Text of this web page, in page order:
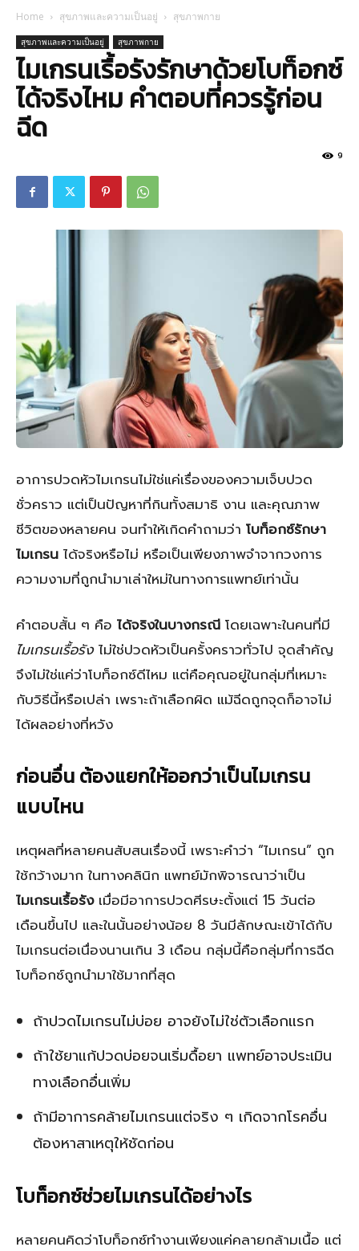
Home สุขภาพและความเป็นอยู่ สุขภาพกาย
สุขภาพและความเป็นอยู่ สุขภาพกาย
ไมเกรนเรื้อรังรักษาด้วยโบท็อกซ์
ได้จริงไหม คำตอบที่ควรรู้ก่อน
ฉีด
9
อาการปวดหัวไมเกรนไม่ใช่แค่เรื่องของความเจ็บปวด
ชั่วคราว แต่เป็นปัญหาที่กินทั้งสมาธิ งาน และคุณภาพ
ชีวิตของหลายคน จนทำให้เกิดคำถามว่า โบท็อกซ์รักษา
ไมเกรน ได้จริงหรือไม่ หรือเป็นเพียงภาพจำจากวงการ
ความงามที่ถูกนำมาเล่าใหม่ในทางการแพทย์เท่านั้น
คำตอบสั้น ๆ คือ ได้จริงในบางกรณี โดยเฉพาะในคนที่มี
ไมเกรนเรื้อรังไม่ใช่ปวดหัวเป็นครั้งคราวทั่วไป จุดสำคัญ
จึงไม่ใช่แค่ว่าโบท็อกซ์ดีไหม แต่คือคุณอยู่ในกลุ่มที่เหมาะ
กับวิธีนี้หรือเปล่า เพราะถ้าเลือกผิด แม้ฉีดถูกจุดก็อาจไม่
ได้ผลอย่างที่หวัง
ก่อนอื่น ต้องแยกให้ออกว่าเป็นไมเกรน
แบบไหน
เหตุผลที่หลายคนสับสนเรื่องนี้ เพราะคำว่า “ไมเกรน” ถูก
ใช้กว้างมาก ในทางคลินิก แพทย์มักพิจารณาว่าเป็น
ไมเกรนเรื้อรังเมื่อมีอาการปวดศีรษะตั้งแต่ 15 วันต่อ
เดือนขึ้นไป และในนั้นอย่างน้อย 8 วันมีลักษณะเข้าได้กับ
ไมเกรนต่อเนื่องนานเกิน 3 เดือน กลุ่มนี้คือกลุ่มที่การฉีด
โบท็อกซ์ถูกนำมาใช้มากที่สุด
ถ้าปวดไมเกรนไม่บ่อย อาจยังไม่ใช่ตัวเลือกแรก
ถ้าใช้ยาแก้ปวดบ่อยจนเริ่มดื้อยา แพทย์อาจประเมิน
ทางเลือกอื่นเพิ่ม
ถ้ามีอาการคล้ายไมเกรนแต่จริง ๆ เกิดจากโรคอื่น
ต้องหาสาเหตุให้ชัดก่อน
โบท็อกซ์ช่วยไมเกรนได้อย่างไร
หลายคนคิดว่าโบท็อกซ์ทำงานเพียงแค่คลายกล้ามเนื้อ แต่